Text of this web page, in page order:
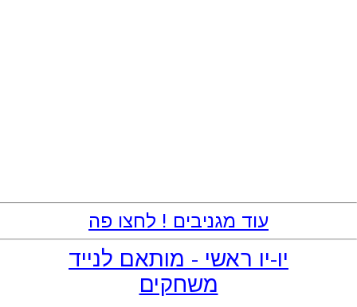
עוד מגניבים ! לחצו פה
יו-יו ראשי - מותאם לנייד
משחקים